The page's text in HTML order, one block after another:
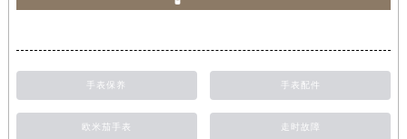
手表保养 手表配件
欧米茄手表 走时故障